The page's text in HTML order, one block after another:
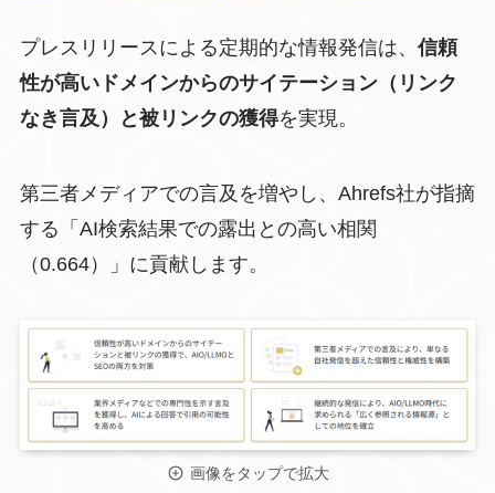
プレスリリースによる定期的な情報発信は、 信頼
性が高いドメインからのサイテーション（リンク
なき言及）と被リンクの獲得を実現。
第三者メディアでの言及を増やし、Ahrefs社が指摘
する「AI検索結果での露出との高い相関
（0.664）」に貢献します。
画像をタップで拡大